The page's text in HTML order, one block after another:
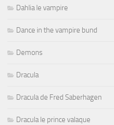
Dahlia le vampire
Dance in the vampire bund
Demons
Dracula
Dracula de Fred Saberhagen
Dracula le prince valaque